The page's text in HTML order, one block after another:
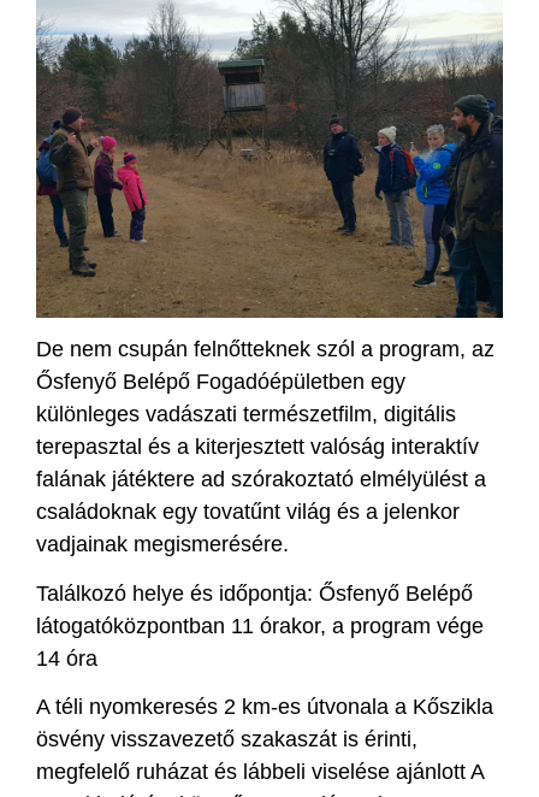
De nem csupán felnőtteknek szól a program, az
Ősfenyő Belépő Fogadóépületben egy
különleges vadászati természetfilm, digitális
terepasztal és a kiterjesztett valóság interaktív
falának játéktere ad szórakoztató elmélyülést a
családoknak egy tovatűnt világ és a jelenkor
vadjainak megismerésére.
Találkozó helye és időpontja: Ősfenyő Belépő
látogatóközpontban 11 órakor, a program vége
14 óra
A téli nyomkeresés 2 km-es útvonala a Kőszikla
ösvény visszavezető szakaszát is érinti,
megfelelő ruházat és lábbeli viselése ajánlott A